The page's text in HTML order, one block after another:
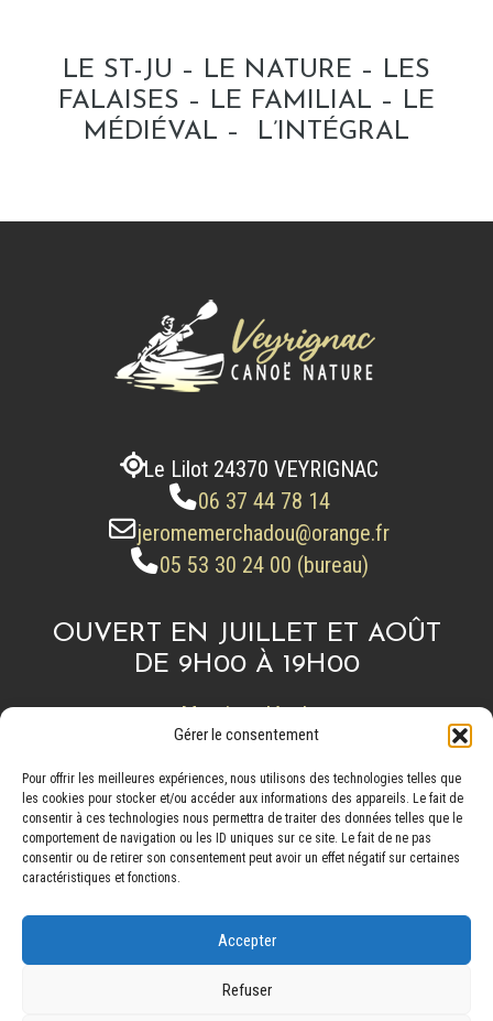
Gérer le consentement
Pour offrir les meilleures expériences, nous utilisons des technologies telles que
les cookies pour stocker et/ou accéder aux informations des appareils. Le fait de
consentir à ces technologies nous permettra de traiter des données telles que le
comportement de navigation ou les ID uniques sur ce site. Le fait de ne pas
consentir ou de retirer son consentement peut avoir un effet négatif sur certaines
caractéristiques et fonctions.
Accepter
Refuser
LE ST-JU – LE NATURE –
LES
FALAISES – LE FAMILIAL –
LE
MÉDIÉVAL – L’INTÉGRAL
Le Lilot 24370 VEYRIGNAC
06 37 44 78 14
jeromemerchadou@orange.fr
05 53 30 24 00 (bureau)
OUVERT EN JUILLET ET AOÛT
DE 9H00 À 19H00
> Mentions légales
> Politique de confidentialité
www.sports-nature-perigord.com
www.lacapenoire.com
www.lesenquetesdepauch.com